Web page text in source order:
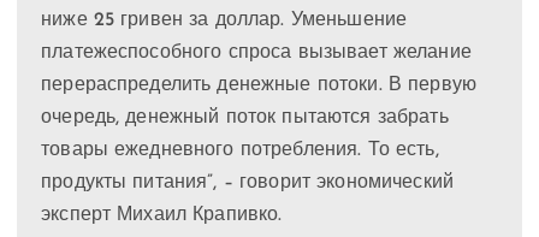
ниже 25 гривен за доллар. Уменьшение
платежеспособного спроса вызывает желание
перераспределить денежные потоки. В первую
очередь, денежный поток пытаются забрать
товары ежедневного потребления. То есть,
продукты питания”, – говорит экономический
эксперт Михаил Крапивко.